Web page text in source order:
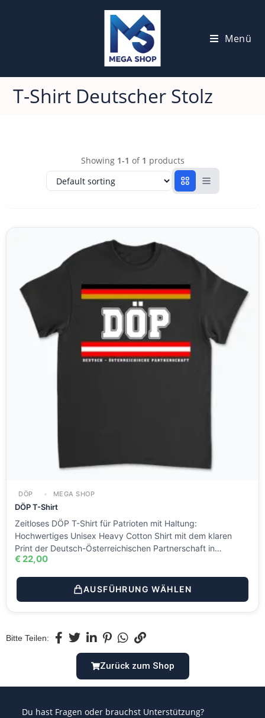
Menü
T-Shirt Deutscher Stolz
Showing 1-1 of 1 products
DÖP MEGA SHOP
DÖP T-Shirt
Zeitloses DÖP T-Shirt für Patrioten mit Haltung:
Hochwertiges Unisex Heavy Cotton Shirt mit dem klaren
Print der Deutsch-Österreichischen Partnerschaft in…
€ 22,00
AUSFÜHRUNG WÄHLEN
Bitte Teilen:
Zurück zum Shop
Du hast Fragen oder brauchst Unterstützung?